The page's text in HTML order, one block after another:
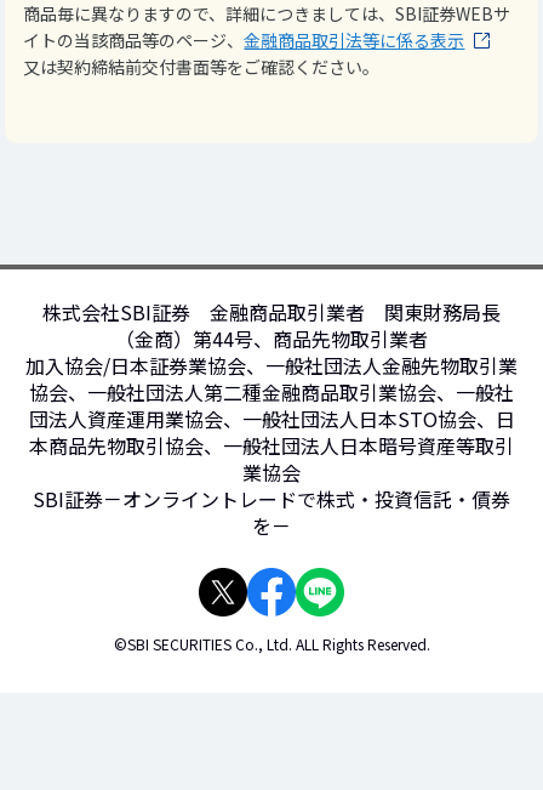
商品毎に異なりますので、詳細につきましては、SBI証券WEBサ
イトの当該商品等のページ、金融商品取引法等に係る表示
又は契約締結前交付書面等をご確認ください。
株式会社SBI証券 金融商品取引業者 関東財務局長
（金商）第44号、商品先物取引業者
加入協会/日本証券業協会、一般社団法人金融先物取引業
協会、一般社団法人第二種金融商品取引業協会、一般社
団法人資産運用業協会、一般社団法人日本STO協会、日
本商品先物取引協会、一般社団法人日本暗号資産等取引
業協会
SBI証券－オンライントレードで株式・投資信託・債券
を－
©SBI SECURITIES Co., Ltd. ALL Rights Reserved.